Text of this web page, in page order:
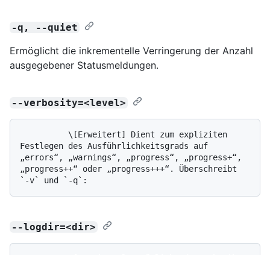
-q, --quiet
Ermöglicht die inkrementelle Verringerung der Anzahl
ausgegebener Statusmeldungen.
--verbosity=<level>
Festlegen des Ausführlichkeitsgrads auf
„errors“, „warnings“, „progress“, „progress+“,
„progress++“ oder „progress+++“. Überschreibt
--logdir=<dir>